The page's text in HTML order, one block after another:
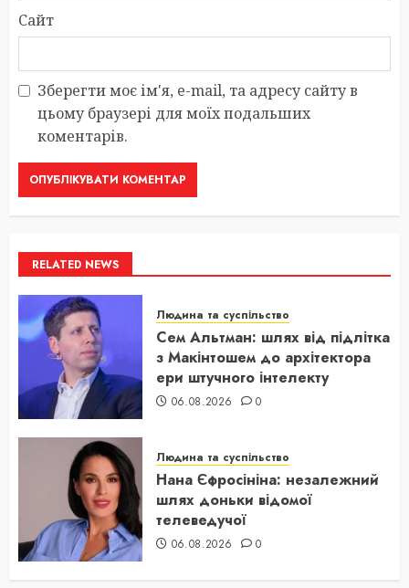
Сайт
Зберегти моє ім'я, e-mail, та адресу сайту в
цьому браузері для моїх подальших
коментарів.
RELATED NEWS
Людина та суспільство
Сем Альтман: шлях від підлітка
з Макінтошем до архітектора
ери штучного інтелекту
06.08.2026 0
Людина та суспільство
Нана Єфросініна: незалежний
шлях доньки відомої
телеведучої
06.08.2026 0